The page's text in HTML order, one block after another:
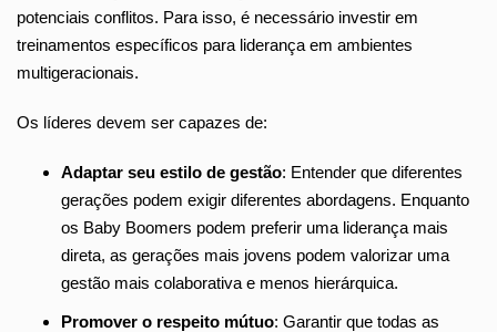
potenciais conflitos. Para isso, é necessário investir em
treinamentos específicos para liderança em ambientes
multigeracionais.
Os líderes devem ser capazes de:
Adaptar seu estilo de gestão: Entender que diferentes
gerações podem exigir diferentes abordagens. Enquanto
os Baby Boomers podem preferir uma liderança mais
direta, as gerações mais jovens podem valorizar uma
gestão mais colaborativa e menos hierárquica.
Promover o respeito mútuo: Garantir que todas as